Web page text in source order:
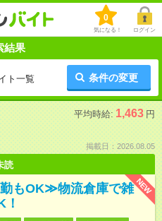
0
気になる！ ログイン
結果
ト一覧 条件の変更
平均時給: 1,463 円
掲載日：2026.08.05
読
NEW
もOK≫物流倉庫で雑